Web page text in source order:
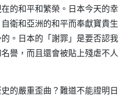
的和平和繁榮。日本今天的幸
衛和亞洲的和平而奉獻寶貴生
。日本的「謝罪」是要否認我
譽，而且還會被貼上殘虐不人
的嚴重歪曲？難道不能證明日